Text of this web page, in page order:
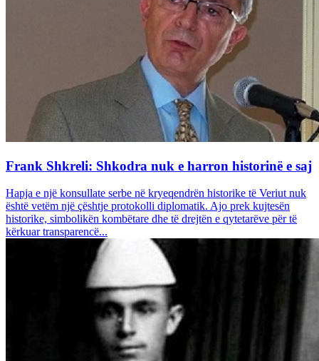
Frank Shkreli: Shkodra nuk e harron historinë e saj
Hapja e një konsullate serbe në kryeqendrën historike të Veriut nuk
është vetëm një çështje protokolli diplomatik. Ajo prek kujtesën
historike, simbolikën kombëtare dhe të drejtën e qytetarëve për të
kërkuar transparencë...